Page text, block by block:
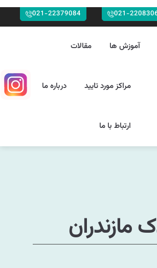
021-
021-22379084
آموزش ها مقالات
مراکز مورد تایید درباره ما
ارتباط با ما